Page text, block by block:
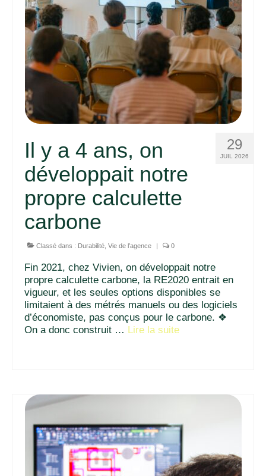
29
JUIL 2026
Il y a 4 ans, on
développait notre
propre calculette
carbone
Classé dans : Durabilité Vie de l’agence | 0
Fin 2021, chez Vivien, on développait notre
propre calculette carbone, la RE2020 entrait en
vigueur, et les seules options disponibles se
limitaient à des métrés manuels ou des logiciels
d’économiste, pas conçus pour le carbone. ❖
On a donc construit … Lire la suite­­